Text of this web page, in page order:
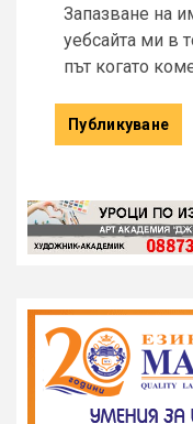
Запазване на
уебсайта ми в
път когато